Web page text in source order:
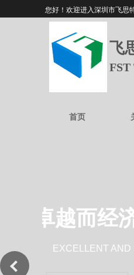
您好！欢迎进入深圳市飞思
飞
FST
首页
卓越而经
EXCELLENT AND